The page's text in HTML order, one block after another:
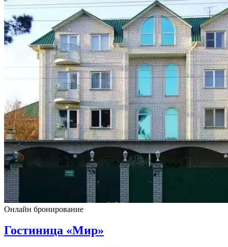
Онлайн бронирование
Гостиница «Мир»